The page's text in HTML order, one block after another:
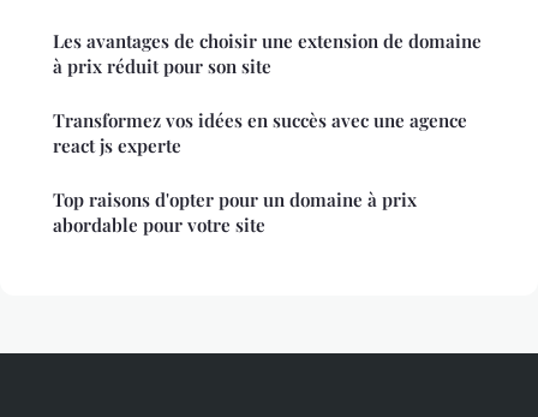
Les avantages de choisir une extension de domaine
à prix réduit pour son site
Transformez vos idées en succès avec une agence
react js experte
Top raisons d'opter pour un domaine à prix
abordable pour votre site